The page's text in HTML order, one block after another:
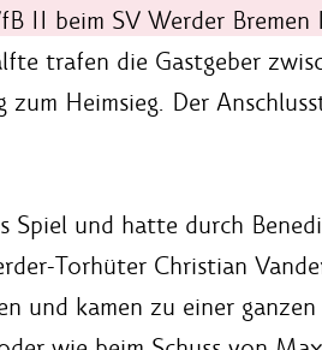
II beim SV Werder Bremen
trafen die Gastgeber
Heimsieg. Der
Spiel und hatte durch
Torhüter Christian
und kamen zu einer